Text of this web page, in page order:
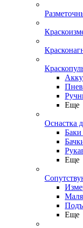
Еще
Оснастка
Баки
Еще
Еще